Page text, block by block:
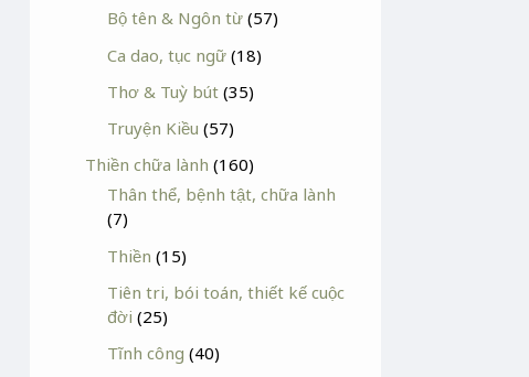
Bộ tên & Ngôn từ (57)
Ca dao, tục ngữ (18)
Thơ & Tuỳ bút (35)
Truyện Kiều (57)
Thiền chữa lành (160)
Thân thể, bệnh tật, chữa lành
(7)
Thiền (15)
Tiên tri, bói toán, thiết kế cuộc
đời (25)
Tĩnh công (40)